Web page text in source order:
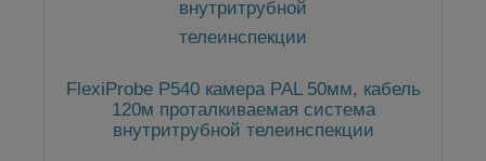
FlexiProbe Р540 камера PAL 50мм, кабель
120м проталкиваемая система
внутритрубной телеинспекции